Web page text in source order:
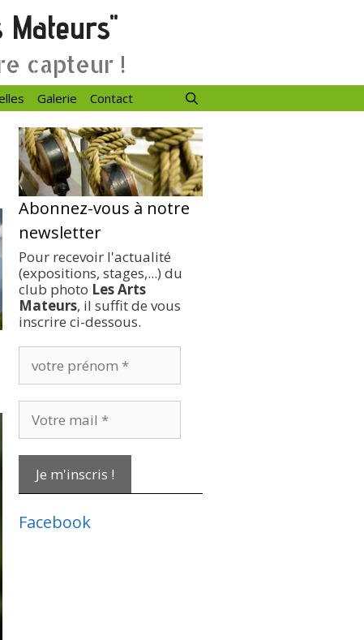
Mateurs"
capteur !
Galerie Contact
Abonnez-vous à notre
newsletter
Pour recevoir l'actualité
(expositions, stages,...) du
club photo Les Arts
Mateurs, il suffit de vous
inscrire ci-dessous.
votre
prénom
*
Votre
mail
*
Facebook